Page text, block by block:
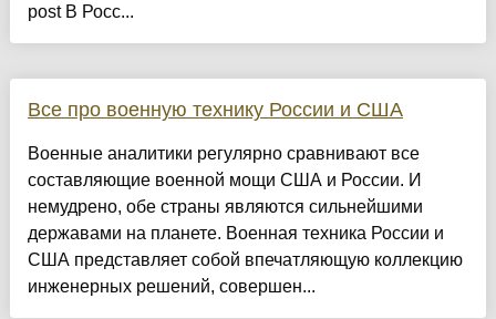
post В Росс...
Все про военную технику России и США
Военные аналитики регулярно сравнивают все
составляющие военной мощи США и России. И
немудрено, обе страны являются сильнейшими
державами на планете. Военная техника России и
США представляет собой впечатляющую коллекцию
инженерных решений, совершен...